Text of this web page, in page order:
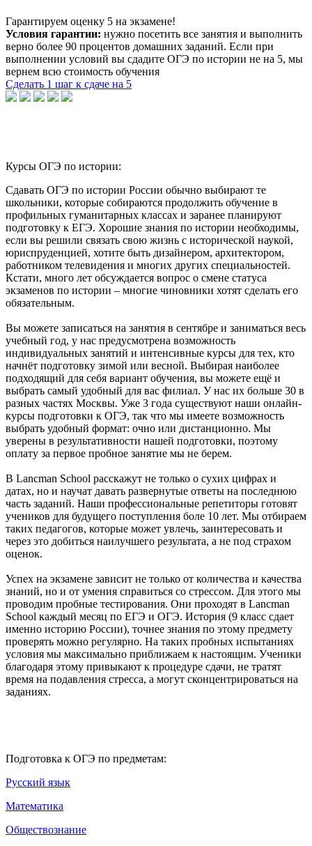
Гарантируем оценку 5 на экзамене!
Условия гарантии: нужно посетить все занятия и выполнить
верно более 90 процентов домашних заданий. Если при
выполнении условий вы сдадите ОГЭ по истории не на 5, мы
вернем всю стоимость обучения
Сделать 1 шаг к сдаче на 5
Курсы ОГЭ по истории:
Сдавать ОГЭ по истории России обычно выбирают те
школьники, которые собираются продолжить обучение в
профильных гуманитарных классах и заранее планируют
подготовку к ЕГЭ. Хорошие знания по истории необходимы,
если вы решили связать свою жизнь с исторической наукой,
юриспруденцией, хотите быть дизайнером, архитектором,
работником телевидения и многих других специальностей.
Кстати, много лет обсуждается вопрос о смене статуса
экзаменов по истории – многие чиновники хотят сделать его
обязательным.
Вы можете записаться на занятия в сентябре и заниматься весь
учебный год, у нас предусмотрена возможность
индивидуальных занятий и интенсивные курсы для тех, кто
начнёт подготовку зимой или весной. Выбирая наиболее
подходящий для себя вариант обучения, вы можете ещё и
выбрать самый удобный для вас филиал. У нас их больше 30 в
разных частях Москвы. Уже 3 года существуют наши онлайн-
курсы подготовки к ОГЭ, так что мы имеете возможность
выбрать удобный формат: очно или дистанционно. Мы
уверены в результативности нашей подготовки, поэтому
оплату за первое пробное занятие мы не берем.
В Lancman School расскажут не только о сухих цифрах и
датах, но и научат давать развернутые ответы на последнюю
часть заданий. Наши профессиональные репетиторы готовят
учеников для будущего поступления боле 10 лет. Мы отбираем
таких педагогов, которые может увлечь, заинтересовать и
через это добиться наилучшего результата, а не под страхом
оценок.
Успех на экзамене зависит не только от количества и качества
знаний, но и от умения справиться со стрессом. Для этого мы
проводим пробные тестирования. Они проходят в Lancman
School каждый месяц по ЕГЭ и ОГЭ. История (9 класс сдает
именно историю России), точнее знания по этому предмету
проверять можно регулярно. На таких пробных испытаниях
условия мы максимально приближаем к настоящим. Ученики
благодаря этому привыкают к процедуре сдачи, не тратят
время на подавления стресса, а могут сконцентрироваться на
заданиях.
Подготовка к ОГЭ по предметам:
Русский язык
Математика
Обществознание